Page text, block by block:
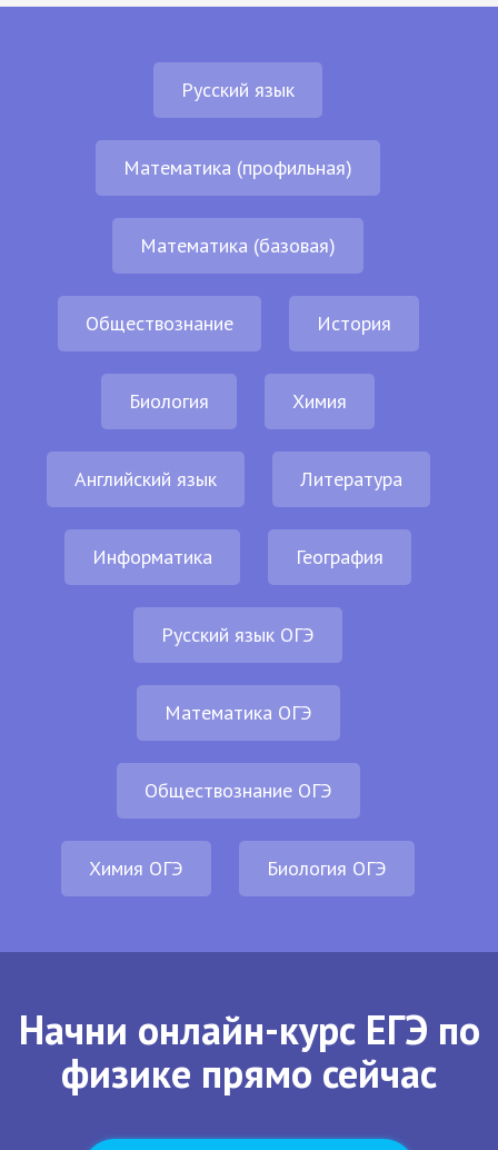
Русский язык
Математика (профильная)
Математика (базовая)
Обществознание История
Биология Химия
Английский язык Литература
Информатика География
Русский язык ОГЭ
Математика ОГЭ
Обществознание ОГЭ
Химия ОГЭ Биология ОГЭ
Начни онлайн-курс ЕГЭ по
физике прямо сейчас